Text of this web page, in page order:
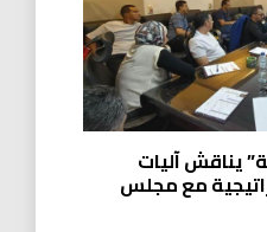
يناقش آليات
مع مجلس